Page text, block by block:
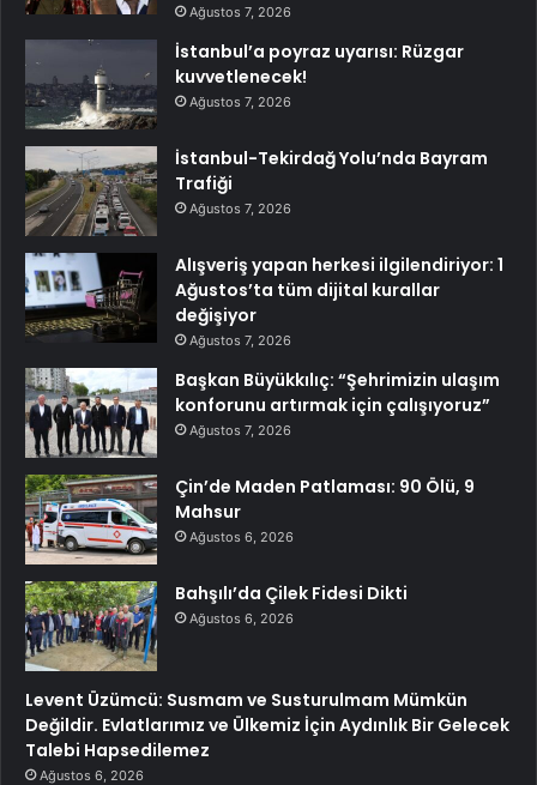
Ağustos 7, 2026
İstanbul’a poyraz uyarısı: Rüzgar
kuvvetlenecek!
Ağustos 7, 2026
İstanbul-Tekirdağ Yolu’nda Bayram
Trafiği
Ağustos 7, 2026
Alışveriş yapan herkesi ilgilendiriyor: 1
Ağustos’ta tüm dijital kurallar
değişiyor
Ağustos 7, 2026
Başkan Büyükkılıç: “Şehrimizin ulaşım
konforunu artırmak için çalışıyoruz”
Ağustos 7, 2026
Çin’de Maden Patlaması: 90 Ölü, 9
Mahsur
Ağustos 6, 2026
Bahşılı’da Çilek Fidesi Dikti
Ağustos 6, 2026
Levent Üzümcü: Susmam ve Susturulmam Mümkün
Değildir. Evlatlarımız ve Ülkemiz İçin Aydınlık Bir Gelecek
Talebi Hapsedilemez
Ağustos 6, 2026